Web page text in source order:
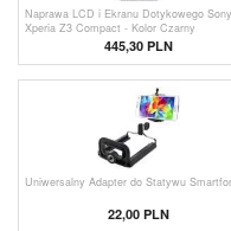
Naprawa LCD i Ekranu Dotykowego Sony
Xperia Z3 Compact - Kolor Czarny
445,30 PLN
Uniwersalny Adapter do Statywu
22,00 PLN